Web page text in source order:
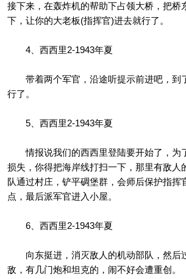
接下来，在轰炸机的帮助下占领大桥，把桥
下，让你的大老板(指挥官)进去就行了。
4、西西里2-1943年夏
带着两个军官，沿途听提示前进吧，到
行了。
5、西西里2-1943年夏
情报说我们的西西里登陆要开始了，为
损失，你得把海岸线打扫一下，那里有敌人
队通过村庄，铲平碉堡群，会师后保护指挥
点，最后派军官进入小屋。
6、西西里2-1943年夏
向东挺进，消灭敌人的机动部队，然后
敌，有几门炮和坦克的，闹不好会遭重创。